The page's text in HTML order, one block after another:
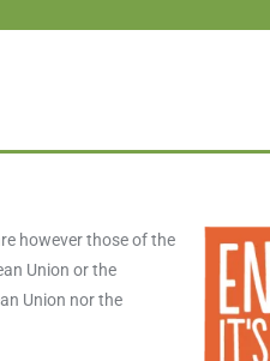
however those of the
Union or the
Union nor the